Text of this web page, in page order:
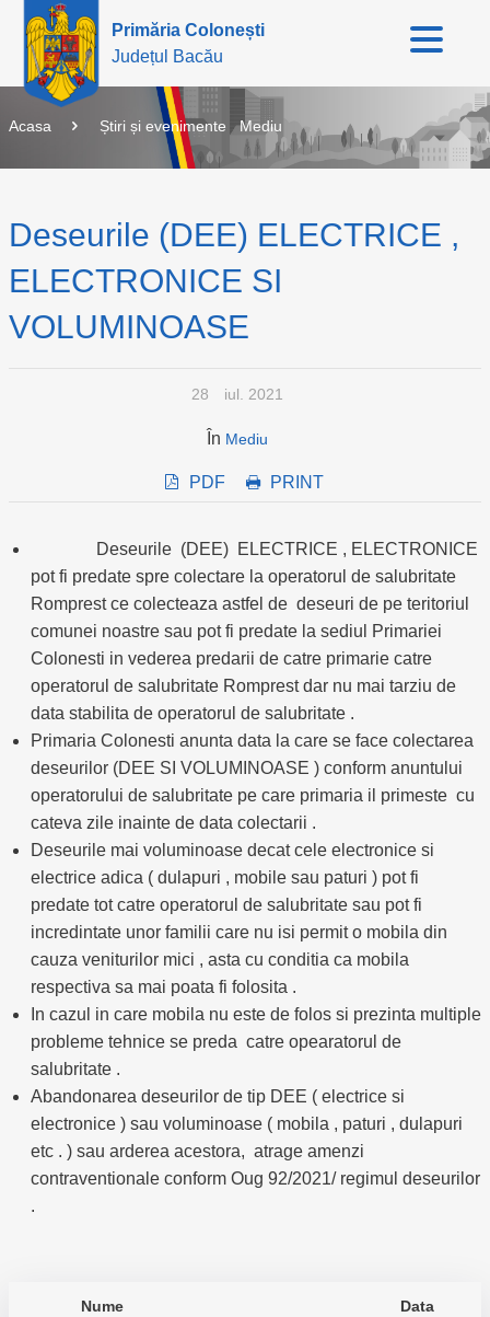
Primăria Colonești
Județul Bacău
Acasa Știri și evenimente Mediu
Deseurile (DEE) ELECTRICE ,
ELECTRONICE SI
VOLUMINOASE
28 iul. 2021
În Mediu
PDF PRINT
Deseurile (DEE) ELECTRICE , ELECTRONICE
pot fi predate spre colectare la operatorul de salubritate
Romprest ce colecteaza astfel de deseuri de pe teritoriul
comunei noastre sau pot fi predate la sediul Primariei
Colonesti in vederea predarii de catre primarie catre
operatorul de salubritate Romprest dar nu mai tarziu de
data stabilita de operatorul de salubritate .
Primaria Colonesti anunta data la care se face colectarea
deseurilor (DEE SI VOLUMINOASE ) conform anuntului
operatorului de salubritate pe care primaria il primeste cu
cateva zile inainte de data colectarii .
Deseurile mai voluminoase decat cele electronice si
electrice adica ( dulapuri , mobile sau paturi ) pot fi
predate tot catre operatorul de salubritate sau pot fi
incredintate unor familii care nu isi permit o mobila din
cauza veniturilor mici , asta cu conditia ca mobila
respectiva sa mai poata fi folosita .
In cazul in care mobila nu este de folos si prezinta multiple
probleme tehnice se preda catre opearatorul de
salubritate .
Abandonarea deseurilor de tip DEE ( electrice si
electronice ) sau voluminoase ( mobila , paturi , dulapuri
etc . ) sau arderea acestora, atrage amenzi
contraventionale conform Oug 92/2021/ regimul deseurilor
.
Nume
Data